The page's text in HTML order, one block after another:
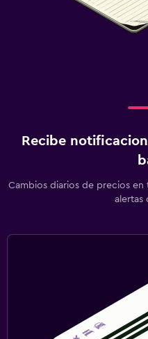
Recibe
Cambios diarios de precios
alertas